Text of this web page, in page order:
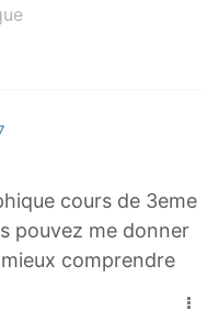
cours de 3eme
pouvez me donner
comprendre